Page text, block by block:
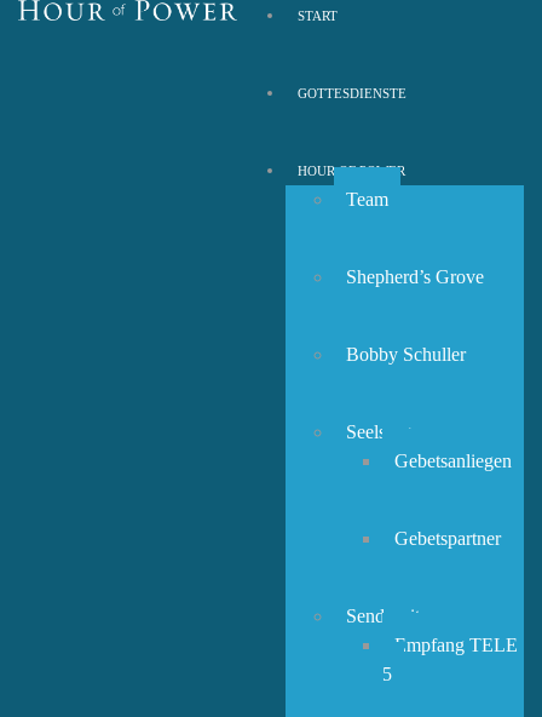
START
GOTTESDIENSTE
HOUR OF POWER
Team
Shepherd’s Grove
Bobby Schuller
Seelsorge
Gebetsanliegen
Gebetspartner
Sendezeiten
Empfang TELE
5